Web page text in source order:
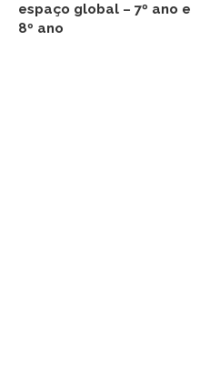
espaço global – 7º ano e
8º ano